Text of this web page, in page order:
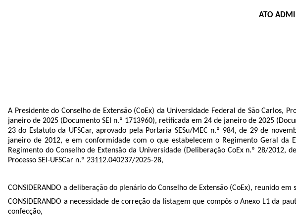
ATO
A Presidente do Conselho de Extensão (CoEx) da Universidade Federal de São Carlos,
janeiro de 2025 (Documento SEI n.º 1713960), retificada em 24 de janeiro de 2025
23 do Estatuto da UFSCar, aprovado pela Portaria SESu/MEC n.º 984, de 29 de
janeiro de 2012, e em conformidade com o que estabelecem o Regimento Geral da
Regimento do Conselho de Extensão da Universidade (Deliberação CoEx n.º 28/2012,
Processo SEI-UFSCar n.º 23112.040237/2025-28,
CONSIDERANDO a deliberação do plenário do Conselho de Extensão (CoEx), reunido
CONSIDERANDO a necessidade de correção da listagem que compôs o Anexo L1 da
confecção,